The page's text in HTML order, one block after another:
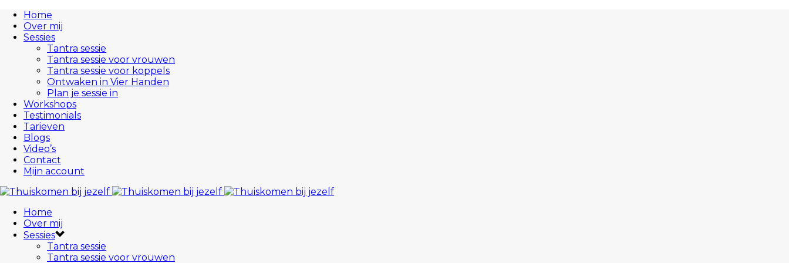
Home
Over mij
Sessies
Tantra sessie
Tantra sessie voor vrouwen
Tantra sessie voor koppels
Ontwaken in Vier Handen
Plan je sessie in
Workshops
Testimonials
Tarieven
Blogs
Video’s
Contact
Mijn account
Home
Over mij
Sessies
Tantra sessie
Tantra sessie voor vrouwen